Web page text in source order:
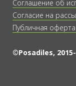
Соглашение об
Согласие на
Публичная
©Posadiles,